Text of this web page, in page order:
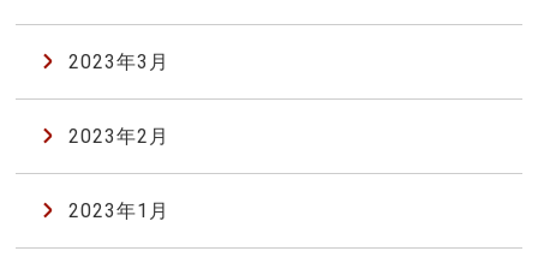
2023年3月
2023年2月
2023年1月